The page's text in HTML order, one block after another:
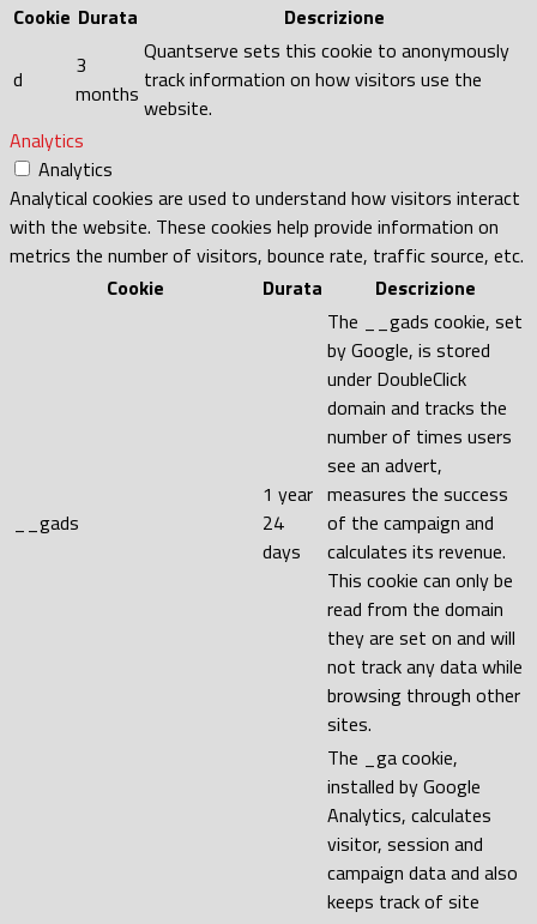
Cookie Durata Descrizione
d
3
months
Quantserve sets this cookie to anonymously
track information on how visitors use the
website.
Analytics
Analytics
Analytical cookies are used to understand how visitors interact
with the website. These cookies help provide information on
metrics the number of visitors, bounce rate, traffic source, etc.
Cookie
Durata Descrizione
__gads
1 year
24
days
The __gads cookie, set
by Google, is stored
under DoubleClick
domain and tracks the
number of times users
see an advert,
measures the success
of the campaign and
calculates its revenue.
This cookie can only be
read from the domain
they are set on and will
not track any data while
browsing through other
sites.
The _ga cookie,
installed by Google
Analytics, calculates
visitor, session and
campaign data and also
keeps track of site